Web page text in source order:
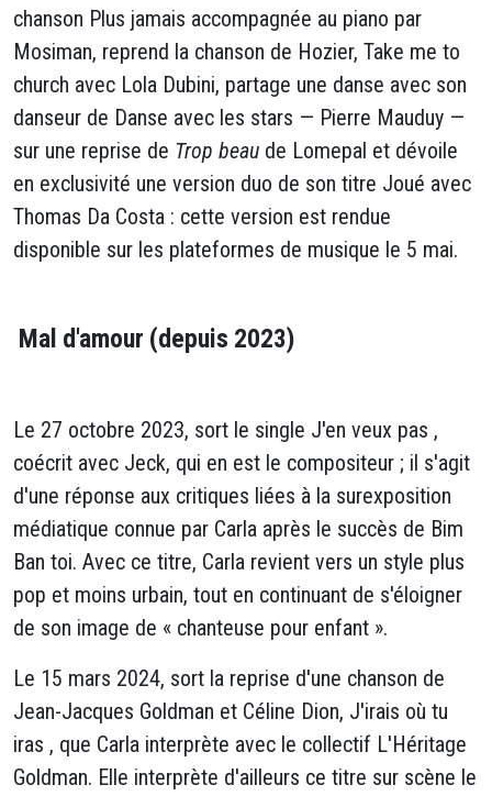
chanson Plus jamais accompagnée au piano par
Mosiman, reprend la chanson de Hozier, Take me to
church avec Lola Dubini, partage une danse avec son
danseur de Danse avec les stars — Pierre Mauduy —
sur une reprise de Trop beau de Lomepal et dévoile
en exclusivité une version duo de son titre Joué avec
Thomas Da Costa : cette version est rendue
disponible sur les plateformes de musique le 5 mai.
Mal d'amour (depuis 2023)
Le 27 octobre 2023, sort le single J'en veux pas ,
coécrit avec Jeck, qui en est le compositeur ; il s'agit
d'une réponse aux critiques liées à la surexposition
médiatique connue par Carla après le succès de Bim
Ban toi. Avec ce titre, Carla revient vers un style plus
pop et moins urbain, tout en continuant de s'éloigner
de son image de « chanteuse pour enfant ».
Le 15 mars 2024, sort la reprise d'une chanson de
Jean-Jacques Goldman et Céline Dion, J'irais où tu
iras , que Carla interprète avec le collectif L'Héritage
Goldman. Elle interprète d'ailleurs ce titre sur scène le